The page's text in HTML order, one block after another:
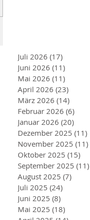
Juli 2026 (17)
Juni 2026 (11)
Mai 2026 (11)
April 2026 (23)
März 2026 (14)
Februar 2026 (6)
Januar 2026 (20)
Dezember 2025 (11)
November 2025 (11)
Oktober 2025 (15)
September 2025 (11)
August 2025 (7)
Juli 2025 (24)
Juni 2025 (8)
Mai 2025 (18)